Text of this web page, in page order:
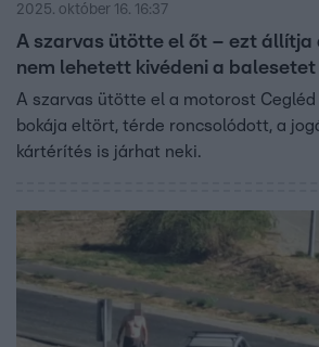
2025. október 16. 16:37
A szarvas ütötte el őt – ezt állítja
nem lehetett kivédeni a balesetet
A szarvas ütötte el a motorost Cegléd
bokája eltört, térde roncsolódott, a
kártérítés is járhat neki.